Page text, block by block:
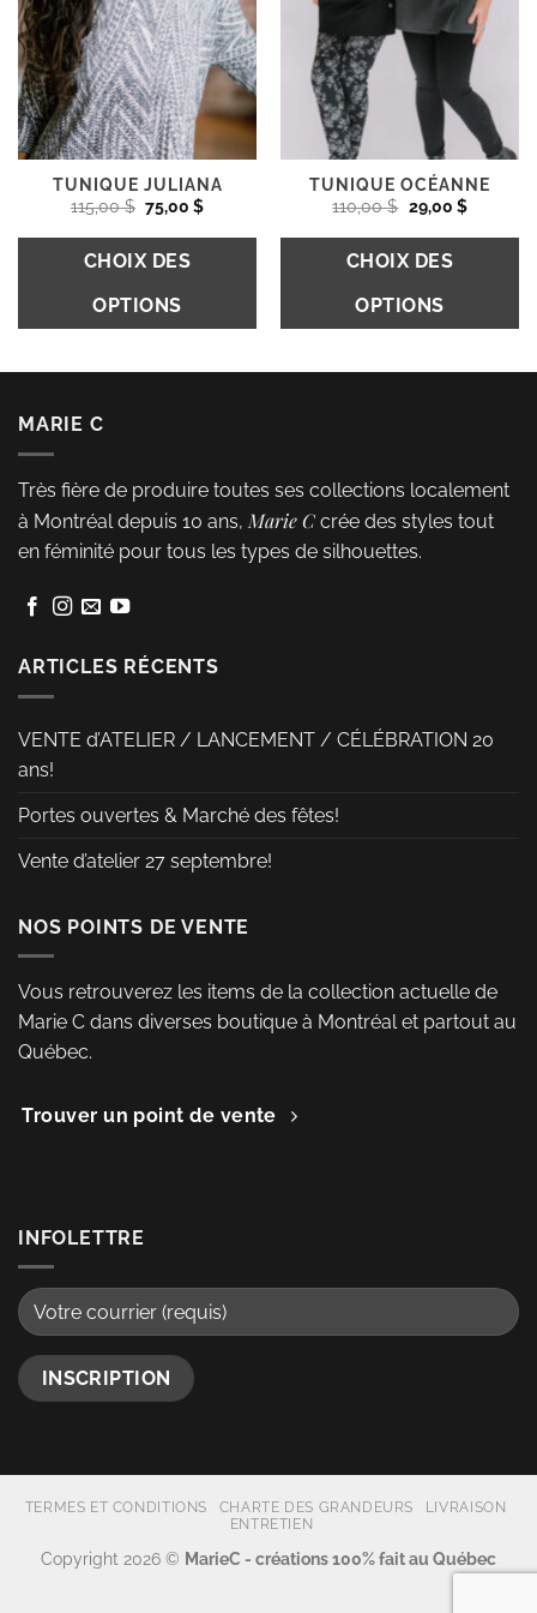
être
choisies
sur
la
page
produit
TUNIQUE JULIANA
115,00$ Le
prix
initial
était :
115,00 $.
75,00$Le
actuel
CHOIX DES
OPTIONS
a
plusieurs
variations.
Les
options
être
sur
la
du
produit
TUNIQUE OCÉANNE
110,00$ Le
prix
initial
était :
110,00 $.
29,00 $Le
actuel
CHOIX DES
OPTIONS
variations.
Les
options
du
MARIE C
Très fière de produire toutes ses collections localement
à Montréal depuis 10 ans, Marie Ccrée des styles tout
en féminité pour tous les types de silhouettes.
ARTICLES RÉCENTS
VENTE d’ATELIER / LANCEMENT / CÉLÉBRATION 20
ans!
Portes ouvertes & Marché des fêtes!
Vente d’atelier 27 septembre!
NOS POINTS DE VENTE
Vous retrouverez les items de la collection actuelle de
Marie C dans diverses boutique à Montréal et partout au
Québec.
Trouver un point de vente
INFOLETTRE
TERMES ET CONDITIONS CHARTE DES GRANDEURS
LIVRAISON
ENTRETIEN
Copyright 2026 © MarieC - créations 100% fait au Québec